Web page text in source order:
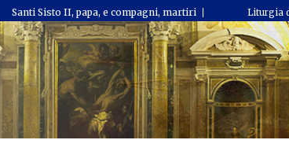
Santi Sisto II, papa, e compagni, martiri Liturgia